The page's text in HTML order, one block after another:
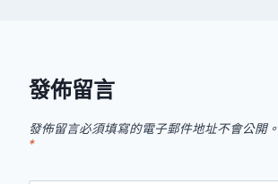
發佈留言
發佈留言必須填寫的電子郵件地址不會公開。
*